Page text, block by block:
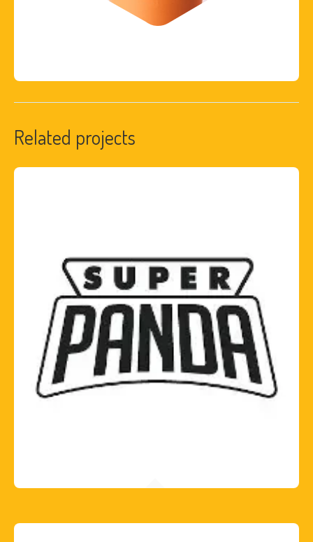
Related projects